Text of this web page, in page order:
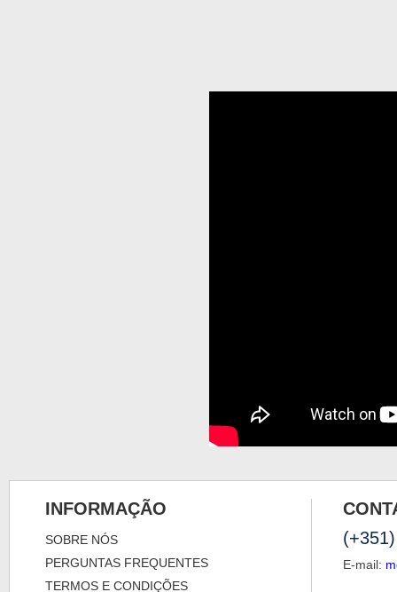
INFORMAÇÃO
SOBRE NÓS
PERGUNTAS FREQUENTES
TERMOS E CONDIÇÕES
E-mail: